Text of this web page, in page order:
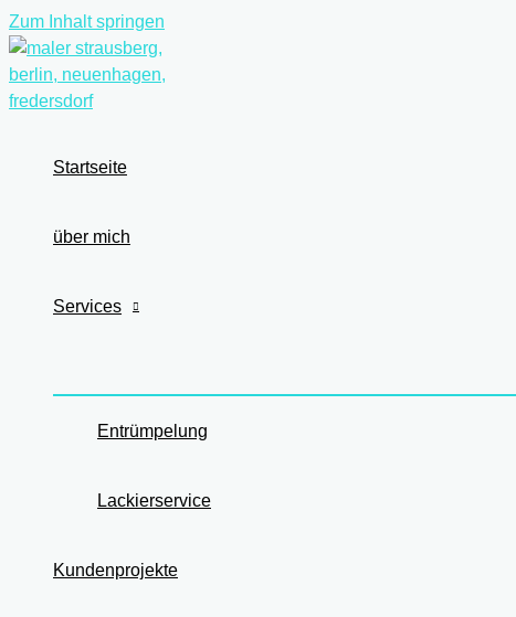
Zum Inhalt springen
Startseite
über mich
Services
Entrümpelung
Lackierservice
Kundenprojekte